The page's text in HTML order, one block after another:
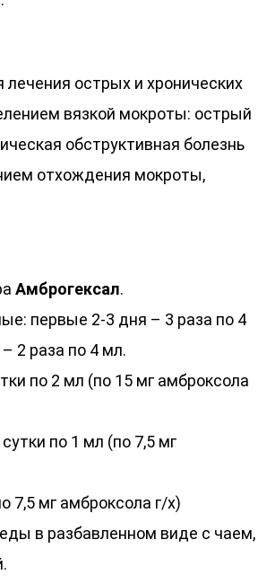
лечения острых и хронических
вязкой мокроты: острый
обструктивная болезнь
отхождения мокроты,
Амброгексал.
первые 2-3 дня – 3 раза по 4
2 раза по 4 мл.
по 2 мл (по 15 мг амброксола
по 1 мл (по 7,5 мг
7,5 мг амброксола г/х)
в разбавленном виде с чаем,